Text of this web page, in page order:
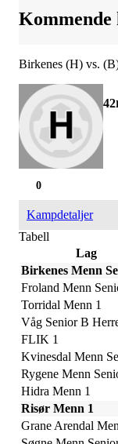
Kommende
Birkenes (H) vs.
42
0
Kampdetaljer
Tabell
Lag
Birkenes Menn
Froland Menn
Torridal Menn 1
Våg Senior B
FLIK 1
Kvinesdal Menn
Rygene Menn
Hidra Menn 1
Risør Menn 1
Grane Arendal